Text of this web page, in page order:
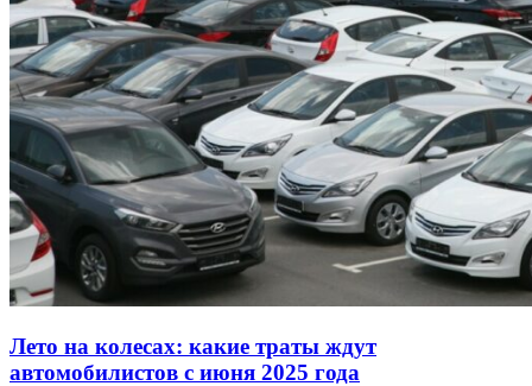
Лето на колесах: какие траты ждут
автомобилистов с июня 2025 года